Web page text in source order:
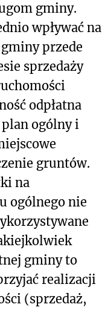
gminy.
wpływać na
gminy przede
sprzedaży
odpłatna
ogólny i
gruntów.
na
ogólnego nie
gminy to
realizacji
(sprzedaż,